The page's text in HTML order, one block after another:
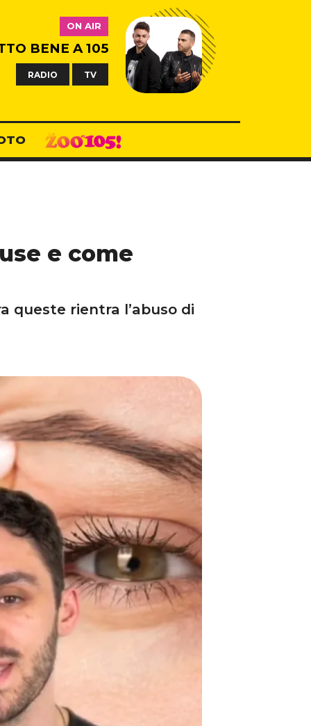
ON AIR
BENE A 105
RADIO TV
e come
queste rientra l’abuso di